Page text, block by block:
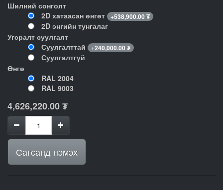
Шилний сонголт
2D хатаасан өнгөт
+538,900.00 ₮
2D энгийн тунгалаг
Угсралт суулгалт
Суулгалттай
+240,000.00 ₮
Суулгалтгүй
Өнгө
RAL 2004
RAL 9003
4,626,220.00₮
Сагсанд нэмэх